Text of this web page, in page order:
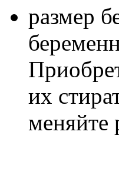
размер
их
меняйте